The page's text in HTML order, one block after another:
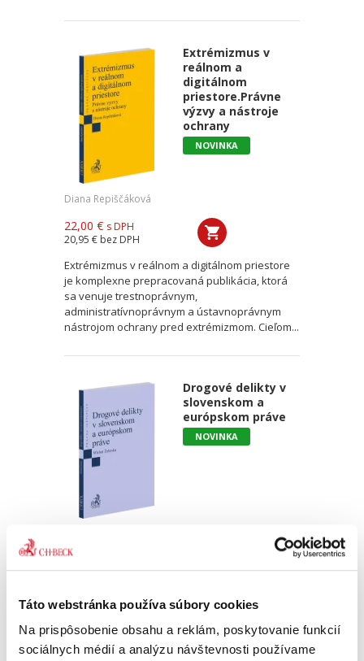
Táto webstránka používa súbory cookies
Na prispôsobenie obsahu a reklám, poskytovanie funkcií
sociálnych médií a analýzu návštevnosti používame
Extrémizmus v
reálnom a
digitálnom
priestore.Právne
výzvy a nástroje
ochrany
NOVINKA
Diana Repiščáková
22,00 € s DPH
20,95 € bez DPH
Extrémizmus v reálnom a digitálnom priestore
je komplexne prepracovaná publikácia, ktorá
sa venuje trestnoprávnym,
administratívnoprávnym a ústavnoprávnym
nástrojom ochrany pred extrémizmom. Cieľom...
Drogové delikty v
slovenskom a
európskom práve
NOVINKA
18,00 €
17,14 €bez DPH
Monografia pútavo spracováva drogové delikty
v právnom poriadku Slovenskej republiky a
porovnáva ich s právnou úpravou iných
členských štátov Európskej únie. Autor